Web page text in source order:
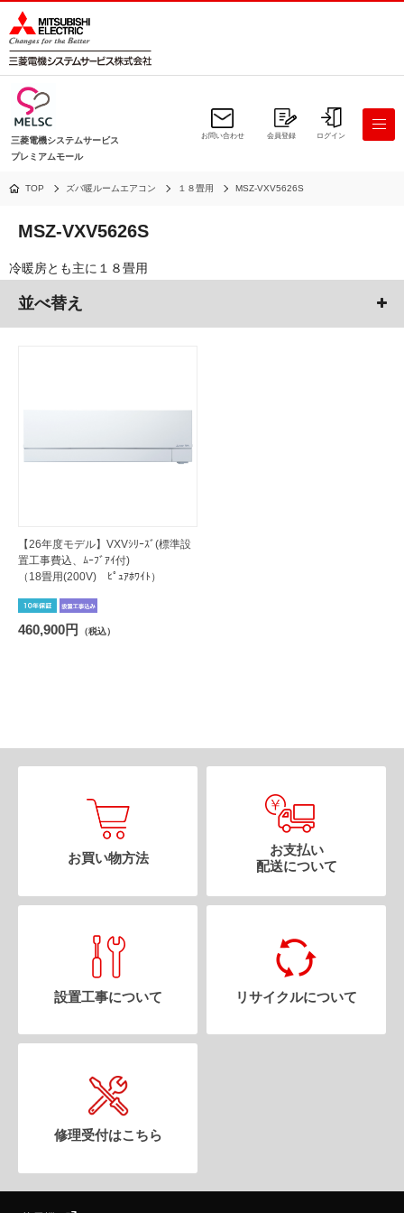
三菱電機システムサービス
プレミアムモール
お問い合わせ 会員登録 ログイン
TOP ズバ暖ルームエアコン １８畳用 MSZ-VXV5626S
MSZ-VXV5626S
冷暖房とも主に１８畳用
並べ替え
【26年度モデル】VXVｼﾘｰｽﾞ(標準設
置工事費込、ﾑｰﾌﾞｱｲ付)
（18畳用(200V) ﾋﾟｭｱﾎﾜｲﾄ）
460,900円 （税込）
お買い物方法
お支払い
配送について
設置工事について リサイクルについて
修理受付はこちら